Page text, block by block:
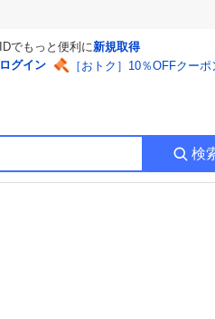
IDでもっと便利に新規取得
ログイン
［おトク］10％OFFクー
検